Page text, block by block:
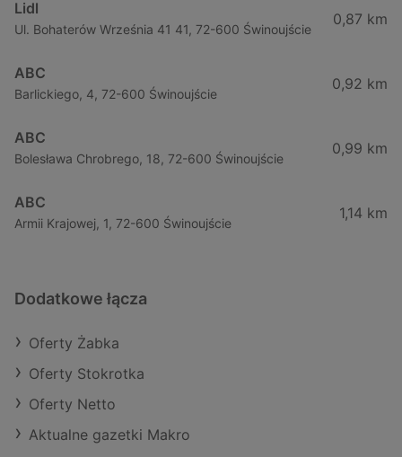
Lidl
Ul. Bohaterów Września 41 41, 72-600 Świnoujście
0,87 km
ABC
Barlickiego, 4, 72-600 Świnoujście
0,92 km
ABC
Bolesława Chrobrego, 18, 72-600 Świnoujście
0,99 km
ABC
Armii Krajowej, 1, 72-600 Świnoujście
1,14 km
Dodatkowe łącza
Oferty Żabka
Oferty Stokrotka
Oferty Netto
Aktualne gazetki Makro